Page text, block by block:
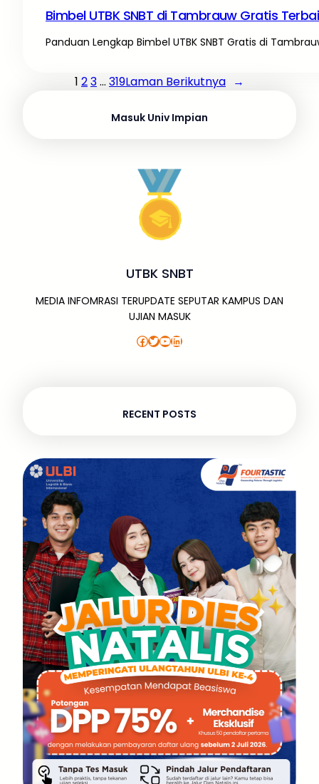
Bimbel UTBK SNBT di Tambrauw Gratis
Panduan Lengkap Bimbel UTBK SNBT Gratis di
1 23… 319Laman Berikutnya →
Masuk Univ Impian
UTBK SNBT
MEDIA INFOMRASI TERUPDATE SEPUTAR KAMPUS DAN
UJIAN MASUK
Facebook Twitter YouTube LinkedIn
RECENT POSTS